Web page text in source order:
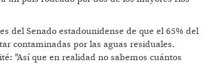
del Senado estadounidense de que el 65% del
contaminadas por las aguas residuales.
"Así que en realidad no sabemos cuántos